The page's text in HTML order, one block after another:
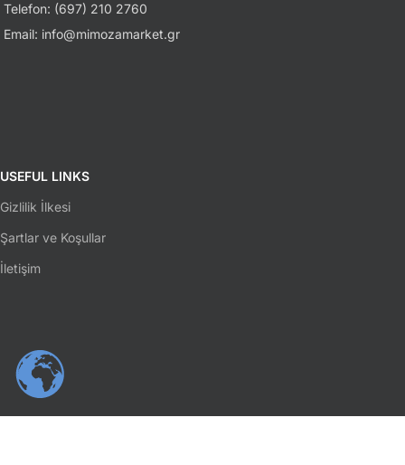
Telefon: (697) 210 2760
Email: info@mimozamarket.gr
USEFUL LINKS
Gizlilik İlkesi
Şartlar ve Koşullar
İletişim
SOSYAL MEDYA